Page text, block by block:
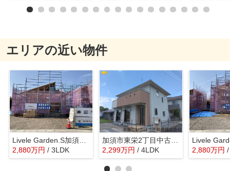
エリアの近い物件
Livele Garden.S加須市日出安2号棟
2,880万円 / 3LDK
加須市東栄2丁目中古戸建て
2,299万円 / 4LDK 2,880万円